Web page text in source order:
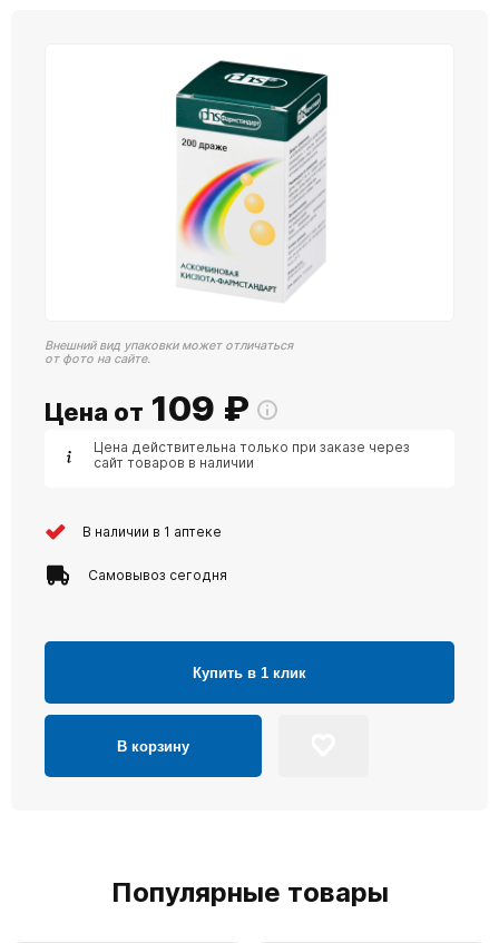
Внешний вид упаковки может отличаться
от фото на сайте.
Цена от 109 ₽
Цена действительна только при заказе через
сайт товаров в наличии
В наличии в 1 аптеке
Самовывоз сегодня
Купить в 1 клик
В корзину
Популярные товары